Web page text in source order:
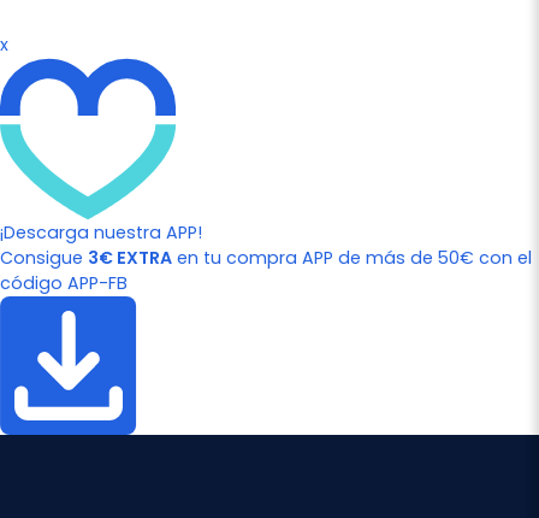
x
¡Descarga nuestra APP!
Consigue 3€ EXTRA en tu compra APP de más de 50€ con el
código APP-FB